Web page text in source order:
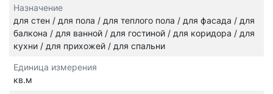
Назначение
для стен / для пола / для теплого пола / для фасада / для
балкона / для ванной / для гостиной / для коридора / для
кухни / для прихожей / для спальни
Единица измерения
кв.м